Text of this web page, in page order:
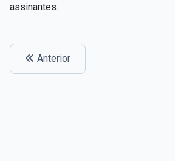
assinantes.
Anterior